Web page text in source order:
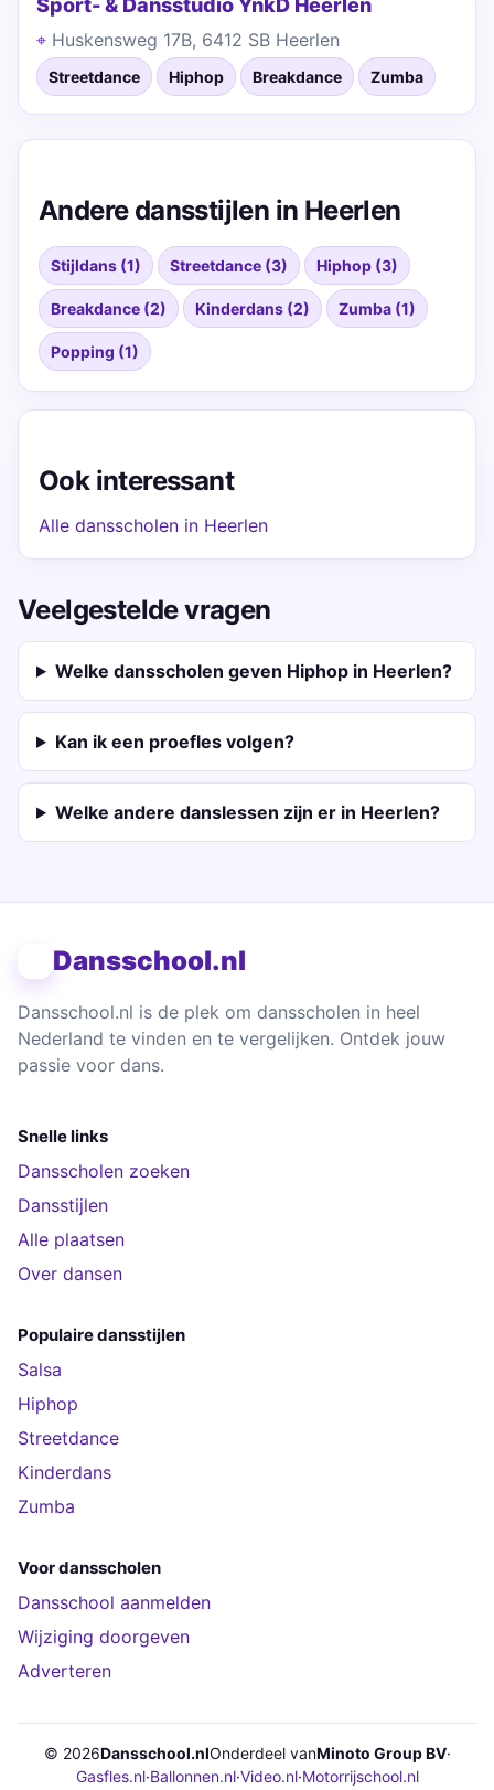
Sport- & Dansstudio YnkD Heerlen
Huskensweg 17B, 6412 SB Heerlen
Streetdance Hiphop Breakdance Zumba
Andere dansstijlen in Heerlen
Stijldans (1) Streetdance (3) Hiphop (3)
Breakdance (2) Kinderdans (2) Zumba (1)
Popping (1)
Ook interessant
Alle dansscholen in Heerlen
Veelgestelde vragen
Welke dansscholen geven Hiphop in Heerlen?
Kan ik een proefles volgen?
Welke andere danslessen zijn er in Heerlen?
Dansschool.nl
Dansschool.nl is de plek om dansscholen in heel
Nederland te vinden en te vergelijken. Ontdek jouw
passie voor dans.
Snelle links
Dansscholen zoeken
Dansstijlen
Alle plaatsen
Over dansen
Populaire dansstijlen
Salsa
Hiphop
Streetdance
Kinderdans
Zumba
Voor dansscholen
Dansschool aanmelden
Wijziging doorgeven
Adverteren
© 2026Dansschool.nlOnderdeel vanMinoto Group BV·
Gasfles.nl·Ballonnen.nl·Video.nl·Motorrijschool.nl